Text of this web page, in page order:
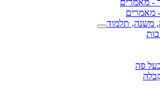
- מאמרים
מאמרים
משנה, תלמוד
פה